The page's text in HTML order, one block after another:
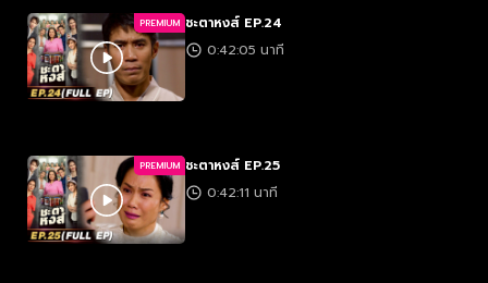
PREMIUM ชะตาหงส์ EP.24
0:42:05 นาที
PREMIUM ชะตาหงส์ EP.25
0:42:11 นาที